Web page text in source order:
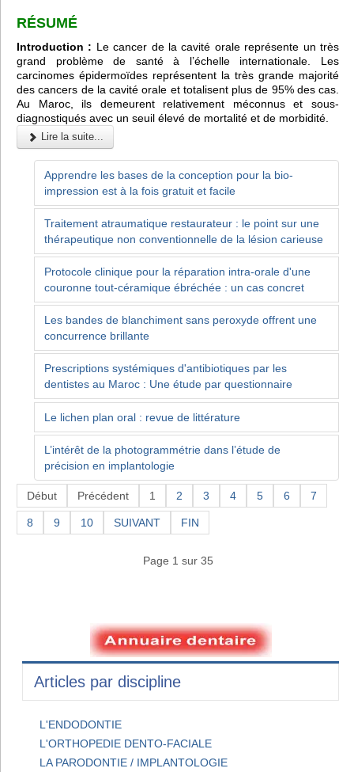
RÉSUMÉ
Introduction : Le cancer de la cavité orale représente un très
grand problème de santé à l’échelle internationale. Les
carcinomes épidermoïdes représentent la très grande majorité
des cancers de la cavité orale et totalisent plus de 95% des cas.
Au Maroc, ils demeurent relativement méconnus et sous-
diagnostiqués avec un seuil élevé de mortalité et de morbidité.
Lire la suite...
Apprendre les bases de la conception pour la bio-
impression est à la fois gratuit et facile
Traitement atraumatique restaurateur : le point sur une
thérapeutique non conventionnelle de la lésion carieuse
Protocole clinique pour la réparation intra-orale d'une
couronne tout-céramique ébréchée : un cas concret
Les bandes de blanchiment sans peroxyde offrent une
concurrence brillante
Prescriptions systémiques d'antibiotiques par les
dentistes au Maroc : Une étude par questionnaire
Le lichen plan oral : revue de littérature
L’intérêt de la photogrammétrie dans l’étude de
précision en implantologie
Début Précédent 1 2 3 4 5 6 7
8 9 10 SUIVANT FIN
Page 1 sur 35
Articles par discipline
L'ENDODONTIE
L'ORTHOPEDIE DENTO-FACIALE
LA PARODONTIE / IMPLANTOLOGIE